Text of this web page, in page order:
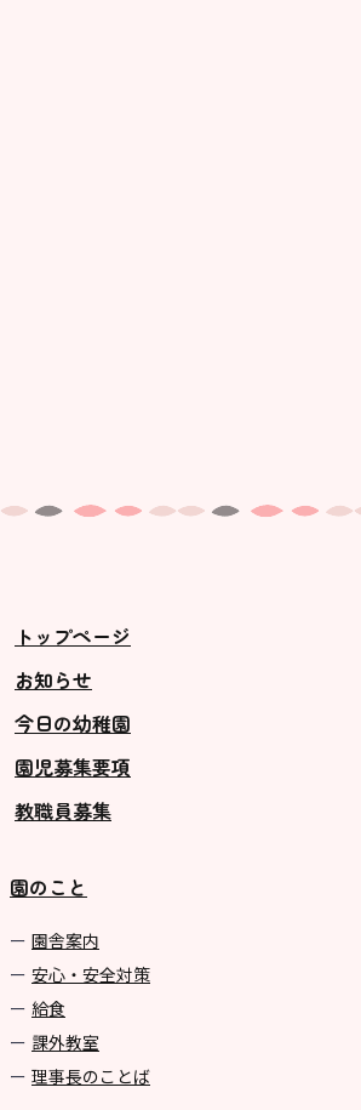
トップページ
お知らせ
今日の幼稚園
園児募集要項
教職員募集
園のこと
園舎案内
安心・安全対策
給食
課外教室
理事長のことば